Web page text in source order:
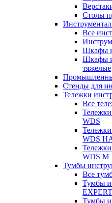
Столы
Все
Шкафы
Шкафы
тяжелые
Стенды для
Тележки
Все
WDS
WDS
WDS M
Тумбы
Все
Тумбы
Тумбы